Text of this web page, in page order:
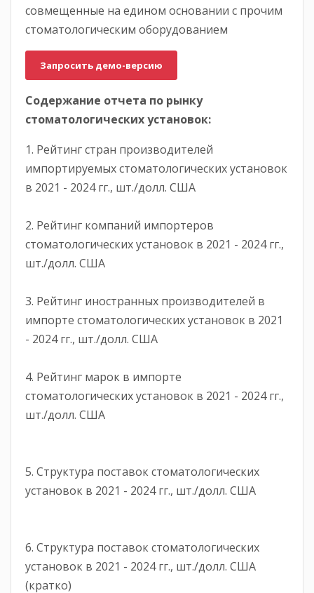
совмещенные на едином основании с прочим
стоматологическим оборудованием
Запросить демо-версию
Содержание отчета по рынку
стоматологических установок:
1. Рейтинг стран производителей
импортируемых стоматологических установок
в 2021 - 2024 гг., шт./долл. США
2. Рейтинг компаний импортеров
стоматологических установок в 2021 - 2024 гг.,
шт./долл. США
3. Рейтинг иностранных производителей в
импорте стоматологических установок в 2021
- 2024 гг., шт./долл. США
4. Рейтинг марок в импорте
стоматологических установок в 2021 - 2024 гг.,
шт./долл. США
5. Структура поставок стоматологических
установок в 2021 - 2024 гг., шт./долл. США
6. Структура поставок стоматологических
установок в 2021 - 2024 гг., шт./долл. США
(кратко)